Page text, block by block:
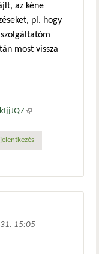
az kéne
pl. hogy
most vissza
(külső
15:05